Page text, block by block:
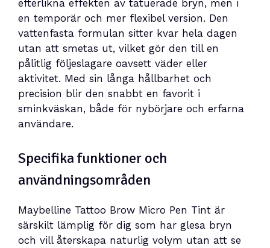
efterlikna effekten av tatuerade bryn, men i
en temporär och mer flexibel version. Den
vattenfasta formulan sitter kvar hela dagen
utan att smetas ut, vilket gör den till en
pålitlig följeslagare oavsett väder eller
aktivitet. Med sin långa hållbarhet och
precision blir den snabbt en favorit i
sminkväskan, både för nybörjare och erfarna
användare.
Specifika funktioner och
användningsområden
Maybelline Tattoo Brow Micro Pen Tint är
särskilt lämplig för dig som har glesa bryn
och vill återskapa naturlig volym utan att se